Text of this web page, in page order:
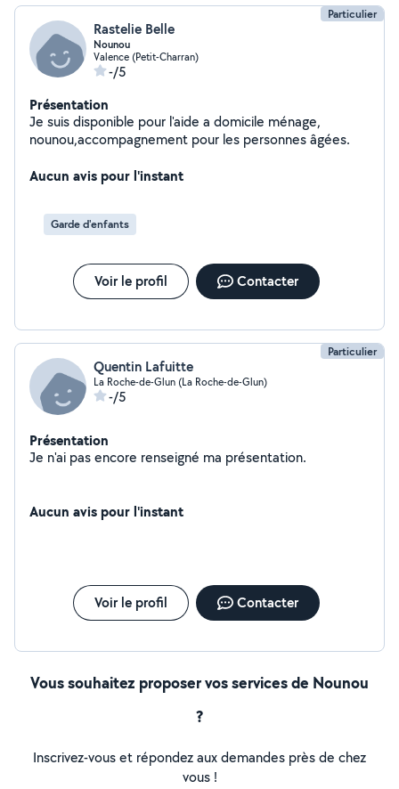
Particulier
Rastelie Belle
Nounou
Valence (Petit-Charran)
-/5
Présentation
Je suis disponible pour l'aide a domicile ménage,
nounou,accompagnement pour les personnes âgées.
Aucun avis pour l'instant
Garde d'enfants
Voir le profil Contacter
Particulier
Quentin Lafuitte
La Roche-de-Glun (La Roche-de-Glun)
-/5
Présentation
Je n'ai pas encore renseigné ma présentation.
Aucun avis pour l'instant
Voir le profil Contacter
Vous souhaitez proposer vos services de Nounou
?
Inscrivez-vous et répondez aux demandes près de chez
vous !